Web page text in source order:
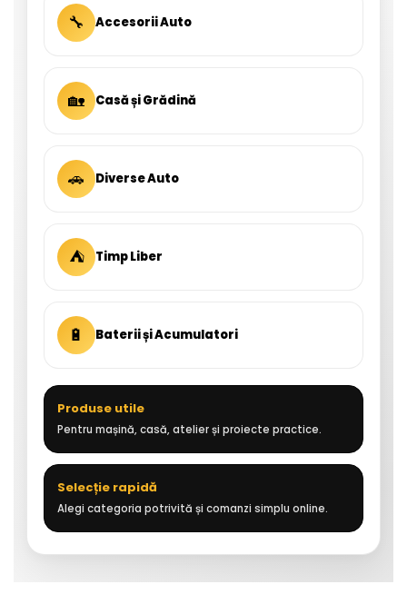
🔧 Accesorii Auto
🏡 Casă și Grădină
🚗 Diverse Auto
⛺ Timp Liber
🔋 Baterii și Acumulatori
Produse utile
Pentru mașină, casă, atelier și proiecte practice.
Selecție rapidă
Alegi categoria potrivită și comanzi simplu online.